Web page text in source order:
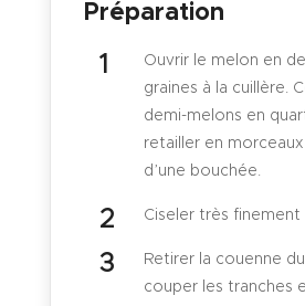
Préparation
Ouvrir le melon en
graines à la cuillère.
demi-melons en
retailler en
d’une bouchée.
Ciseler très finement
Retirer la couenne
couper les tranches